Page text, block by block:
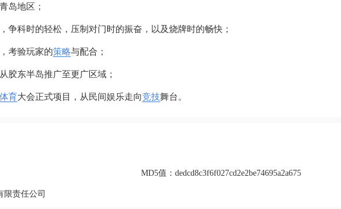
岛地区；
争科时的轻松，压制对门时的振奋，以及烧牌时的畅快；
考验玩家的策略与配合；
胶东半岛推广至更广区域；
体育大会正式项目，从民间娱乐走向竞技舞台。
MD5值： dedcd8c3f6f027cd2e2be74695a2a675
限责任公司